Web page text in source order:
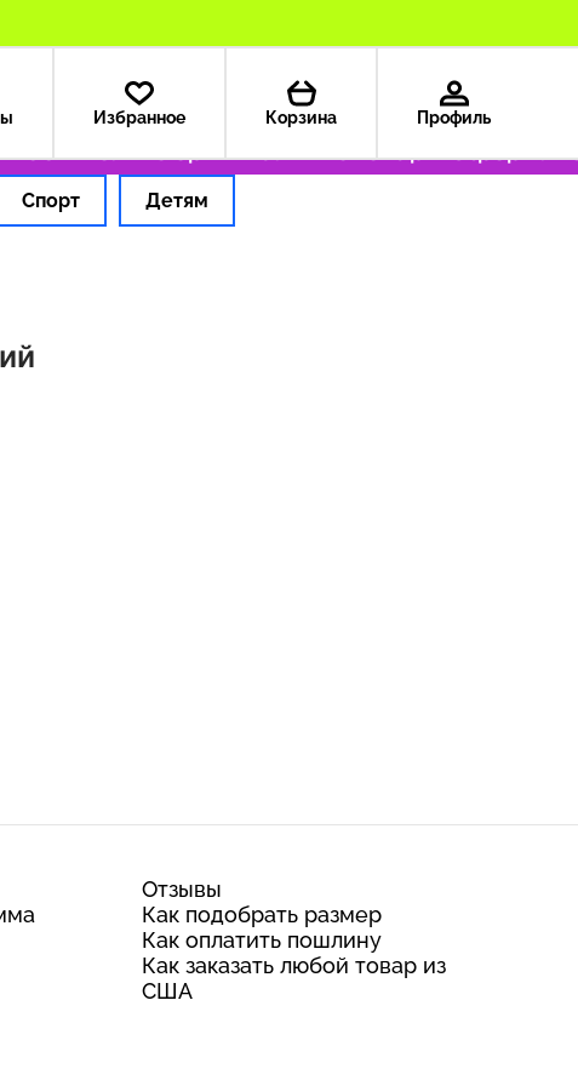
Избранное Корзина Профиль
₽ Только оригинальные товары
Спорт Детям
Отзывы
Как подобрать размер
Как оплатить пошлину
Как заказать любой товар из
США